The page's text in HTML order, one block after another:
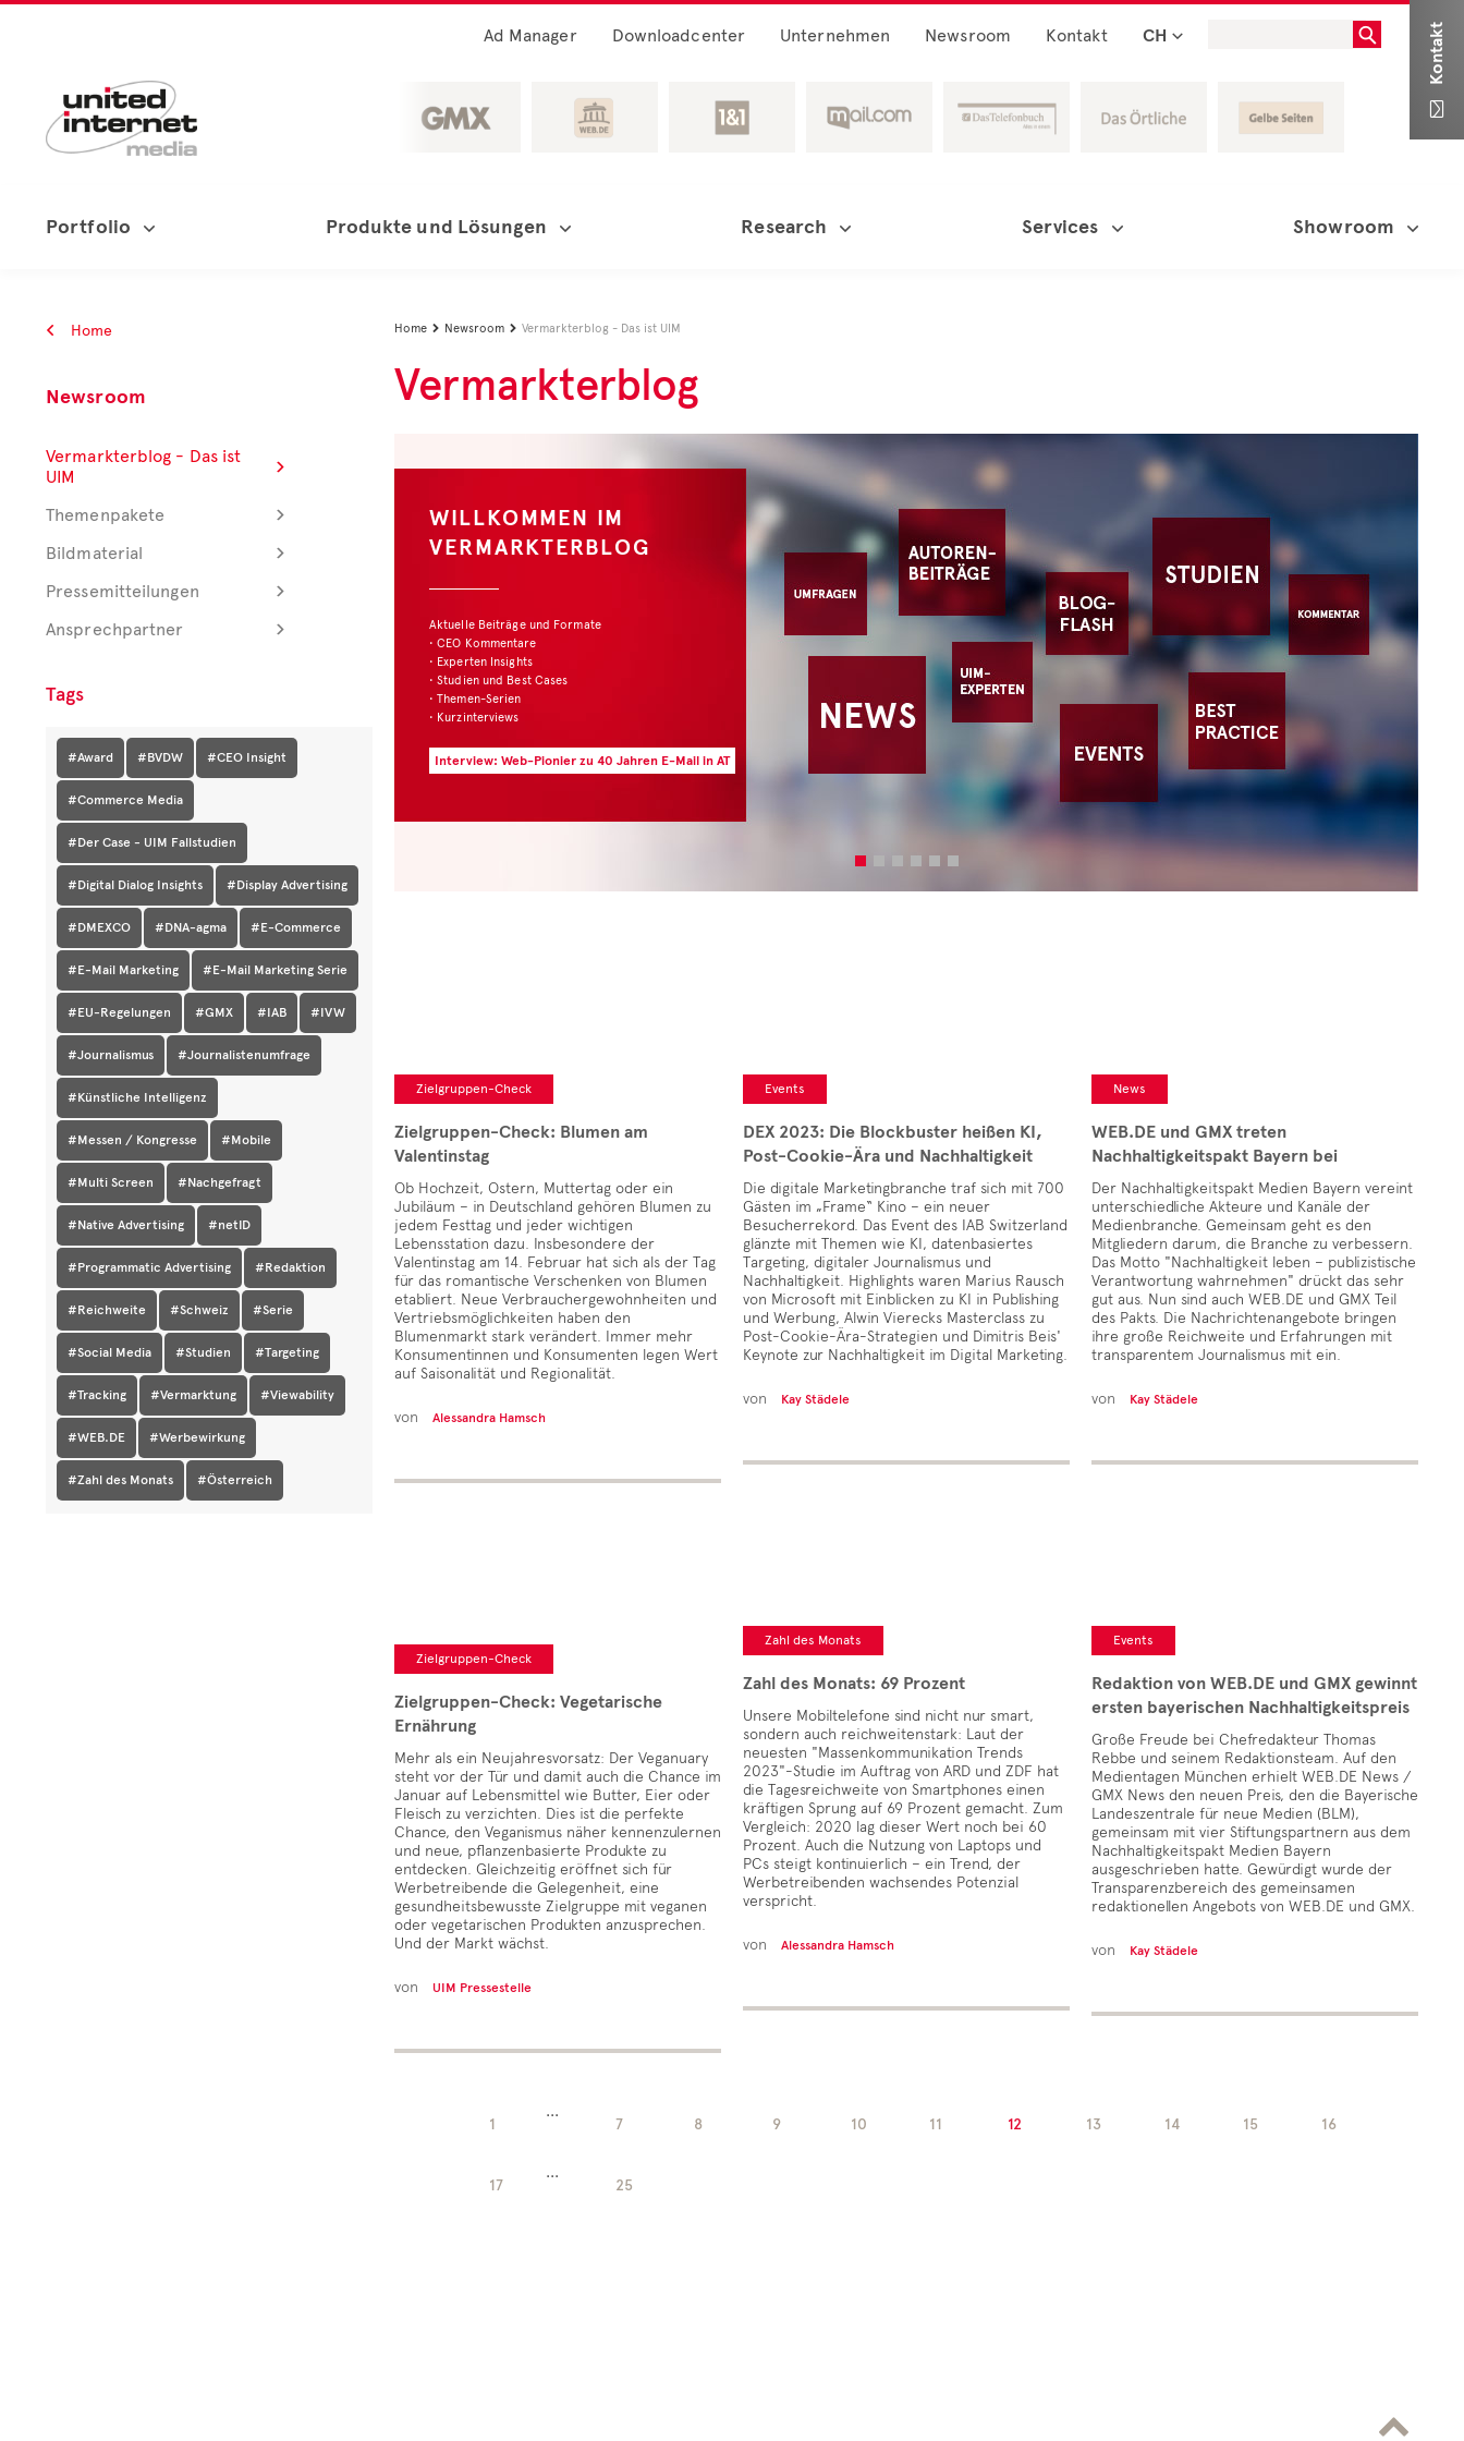
Ad Manager Downloadcenter Unternehmen Newsroom Kontakt CH
Portfolio Produkte und Lösungen Research Services Showroom
Home
Newsroom
Vermarkterblog - Das ist
UIM
Themenpakete
Bildmaterial
Pressemitteilungen
Ansprechpartner
Tags
#Award #BVDW #CEO Insight
#Commerce Media
#Der Case - UIM Fallstudien
#Digital Dialog Insights #Display Advertising
#DMEXCO #DNA-agma #E-Commerce
#E-Mail Marketing #E-Mail Marketing Serie
#EU-Regelungen #GMX #IAB #IVW
#Journalismus #Journalistenumfrage
#Künstliche Intelligenz
#Messen / Kongresse #Mobile
#Multi Screen #Nachgefragt
#Native Advertising #netID
#Programmatic Advertising #Redaktion
#Reichweite #Schweiz #Serie
#Social Media #Studien #Targeting
#Tracking #Vermarktung #Viewability
#WEB.DE #Werbewirkung
#Zahl des Monats #Österreich
Home  Newsroom  Vermarkterblog - Das ist UIM
Vermarkterblog
WILLKOMMEN IM
VERMARKTERBLOG
Aktuelle Beiträge und Formate
• CEO Kommentare
• Experten Insights
• Studien und Best Cases
• Themen-Serien
• Kurzinterviews
Interview: Web-Pionier zu 40 Jahren E-Mail in AT
Zielgruppen-Check
Zielgruppen-Check: Blumen am
Valentinstag
Ob Hochzeit, Ostern, Muttertag oder ein
Jubiläum – in Deutschland gehören Blumen zu
jedem Festtag und jeder wichtigen
Lebensstation dazu. Insbesondere der
Valentinstag am 14. Februar hat sich als der Tag
für das romantische Verschenken von Blumen
etabliert. Neue Verbrauchergewohnheiten und
Vertriebsmöglichkeiten haben den
Blumenmarkt stark verändert. Immer mehr
Konsumentinnen und Konsumenten legen Wert
auf Saisonalität und Regionalität.
von Alessandra Hamsch
Zielgruppen-Check
Zielgruppen-Check: Vegetarische
Ernährung
Mehr als ein Neujahresvorsatz: Der Veganuary
steht vor der Tür und damit auch die Chance im
Januar auf Lebensmittel wie Butter, Eier oder
Fleisch zu verzichten. Dies ist die perfekte
Chance, den Veganismus näher kennenzulernen
und neue, pflanzenbasierte Produkte zu
entdecken. Gleichzeitig eröffnet sich für
Werbetreibende die Gelegenheit, eine
gesundheitsbewusste Zielgruppe mit veganen
oder vegetarischen Produkten anzusprechen.
Und der Markt wächst.
von UIM Pressestelle
Events
DEX 2023: Die Blockbuster heißen KI,
Post-Cookie-Ära und Nachhaltigkeit
Die digitale Marketingbranche traf sich mit 700
Gästen im „Frame“ Kino – ein neuer
Besucherrekord. Das Event des IAB Switzerland
glänzte mit Themen wie KI, datenbasiertes
Targeting, digitaler Journalismus und
Nachhaltigkeit. Highlights waren Marius Rausch
von Microsoft mit Einblicken zu KI in Publishing
und Werbung, Alwin Vierecks Masterclass zu
Post-Cookie-Ära-Strategien und Dimitris Beis'
Keynote zur Nachhaltigkeit im Digital Marketing.
von Kay Städele
Zahl des Monats
Zahl des Monats: 69 Prozent
Unsere Mobiltelefone sind nicht nur smart,
sondern auch reichweitenstark: Laut der
neuesten "Massenkommunikation Trends
2023"-Studie im Auftrag von ARD und ZDF hat
die Tagesreichweite von Smartphones einen
kräftigen Sprung auf 69 Prozent gemacht. Zum
Vergleich: 2020 lag dieser Wert noch bei 60
Prozent. Auch die Nutzung von Laptops und
PCs steigt kontinuierlich – ein Trend, der
Werbetreibenden wachsendes Potenzial
verspricht.
von Alessandra Hamsch
News
WEB.DE und GMX treten
Nachhaltigkeitspakt Bayern bei
Der Nachhaltigkeitspakt Medien Bayern vereint
unterschiedliche Akteure und Kanäle der
Medienbranche. Gemeinsam geht es den
Mitgliedern darum, die Branche zu verbessern.
Das Motto "Nachhaltigkeit leben – publizistische
Verantwortung wahrnehmen" drückt das sehr
gut aus. Nun sind auch WEB.DE und GMX Teil
des Pakts. Die Nachrichtenangebote bringen
ihre große Reichweite und Erfahrungen mit
transparentem Journalismus mit ein.
von Kay Städele
Events
Redaktion von WEB.DE und GMX gewinnt
ersten bayerischen Nachhaltigkeitspreis
Große Freude bei Chefredakteur Thomas
Rebbe und seinem Redaktionsteam. Auf den
Medientagen München erhielt WEB.DE News /
GMX News den neuen Preis, den die Bayerische
Landeszentrale für neue Medien (BLM),
gemeinsam mit vier Stiftungspartnern aus dem
Nachhaltigkeitspakt Medien Bayern
ausgeschrieben hatte. Gewürdigt wurde der
Transparenzbereich des gemeinsamen
redaktionellen Angebots von WEB.DE und GMX.
von Kay Städele
1
...
7 8 9 10 11 12 13 14 15 16
17
...
25

Kontakt
